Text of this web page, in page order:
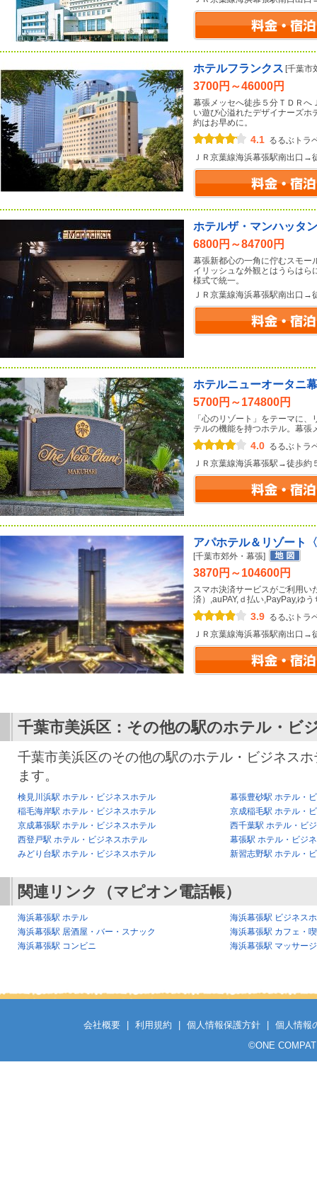
ホテルフランクス [千葉市
3700円～46000円
幕張メッセへ徒歩５分ＴＤＲへ
い遊び心溢れたデザイナーズホ
約はお早めに。
4.1 るるぶトラ
ＪＲ京葉線海浜幕張駅南出口→
ホテルザ・マンハッタン
6800円～84700円
幕張新都心の一角に佇むスモー
イリッシュな外観とはうらはら
様式で統一。
ＪＲ京葉線海浜幕張駅南出口→
ホテルニューオータニ
5700円～174800円
「心のリゾート」をテーマに
テルの機能を持つホテル。幕張
4.0 るるぶトラ
ＪＲ京葉線海浜幕張駅→徒歩約
アパホテル＆リゾート
[千葉市郊外・幕張]
3870円～104600円
スマホ決済サービスがご利用い
済）,auPAY,ｄ払い,PayPay,ゆ
3.9 るるぶトラ
ＪＲ京葉線海浜幕張駅南出口→
千葉市美浜区：その他の駅のホテル・ビ
千葉市美浜区のその他の駅のホテル・ビジネス
ます。
検見川浜駅 ホテル・ビジネスホテル
幕張豊砂駅 ホテル・
稲毛海岸駅 ホテル・ビジネスホテル
京成稲毛駅 ホテル・
京成幕張駅 ホテル・ビジネスホテル
西千葉駅 ホテル・ビ
西登戸駅 ホテル・ビジネスホテル
幕張駅 ホテル・ビジ
みどり台駅 ホテル・ビジネスホテル
新習志野駅 ホテル・
関連リンク（マピオン電話帳）
海浜幕張駅 ホテル
海浜幕張駅 ビジネス
海浜幕張駅 居酒屋・バー・スナック
海浜幕張駅 カフェ・
海浜幕張駅 コンビニ
海浜幕張駅 マッサー
会社概要 利用規約 個人情報保護方針
個人情報
©ONE